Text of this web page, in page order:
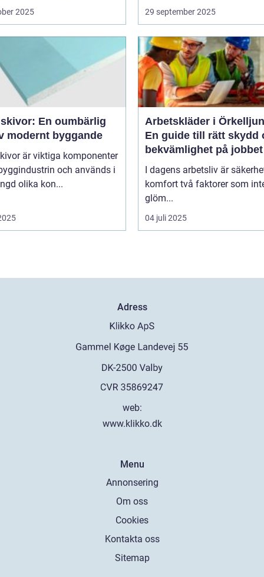
2025 29 september 2025
En oumbärlig
modernt byggande
är viktiga komponenter
och används i
olika kon...
Arbetskläder i
En guide till rätt skydd
bekvämlighet på jobbet
I dagens arbetsliv är
komfort två faktorer som
glöm...
04 juli 2025
Adress
web:
www.klikko.dk
Menu
Annonsering
Om oss
Cookies
Kontakta oss
Sitemap